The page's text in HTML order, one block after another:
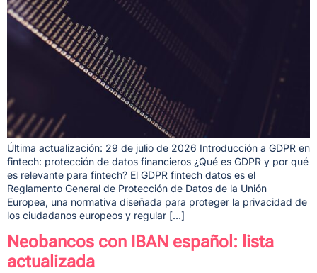
Última actualización: 29 de julio de 2026 Introducción a GDPR en
fintech: protección de datos financieros ¿Qué es GDPR y por qué
es relevante para fintech? El GDPR fintech datos es el
Reglamento General de Protección de Datos de la Unión
Europea, una normativa diseñada para proteger la privacidad de
los ciudadanos europeos y regular […]
Neobancos con IBAN español: lista
actualizada